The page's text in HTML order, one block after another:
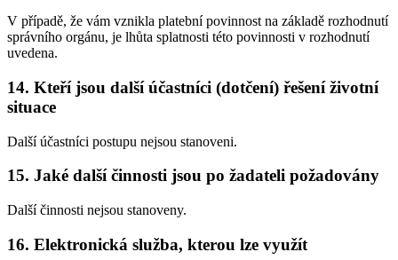
V případě, že vám vznikla platební povinnost na základě rozhodnutí
správního orgánu, je lhůta splatnosti této povinnosti v rozhodnutí
uvedena.
14. Kteří jsou další účastníci (dotčení) řešení životní
situace
Další účastníci postupu nejsou stanoveni.
15. Jaké další činnosti jsou po žadateli požadovány
Další činnosti nejsou stanoveny.
16. Elektronická služba, kterou lze využít